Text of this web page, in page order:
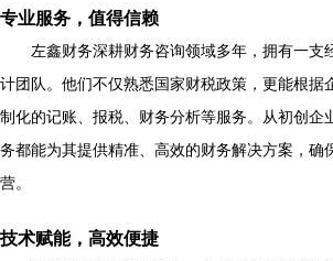
专业服务，值得信赖
左鑫财务深耕财务咨询领域多年，拥有一支
计团队。他们不仅熟悉国家财税政策，更能根据
制化的记账、报税、财务分析等服务。从初创企
务都能为其提供精准、高效的财务解决方案，确
营。
技术赋能，高效便捷